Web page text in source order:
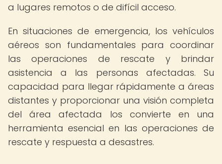
a lugares remotos o de difícil acceso.
En situaciones de emergencia, los vehículos
aéreos son fundamentales para coordinar
las operaciones de rescate y brindar
asistencia a las personas afectadas. Su
capacidad para llegar rápidamente a áreas
distantes y proporcionar una visión completa
del área afectada los convierte en una
herramienta esencial en las operaciones de
rescate y respuesta a desastres.